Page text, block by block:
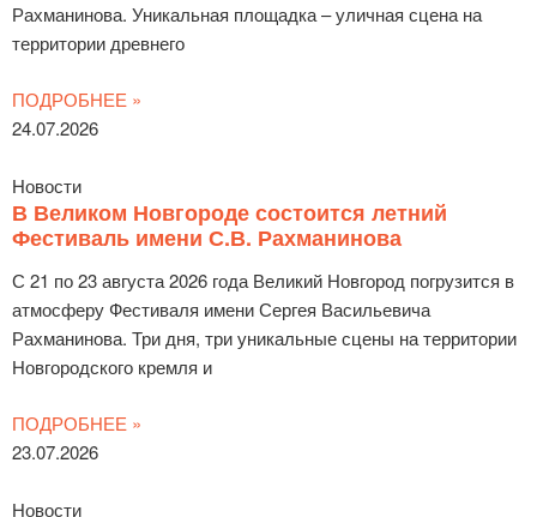
Рахманинова. Уникальная площадка – уличная сцена на
территории древнего
ПОДРОБНЕЕ »
24.07.2026
Новости
В Великом Новгороде состоится летний
Фестиваль имени С.В. Рахманинова
С 21 по 23 августа 2026 года Великий Новгород погрузится в
атмосферу Фестиваля имени Сергея Васильевича
Рахманинова. Три дня, три уникальные сцены на территории
Новгородского кремля и
ПОДРОБНЕЕ »
23.07.2026
Новости